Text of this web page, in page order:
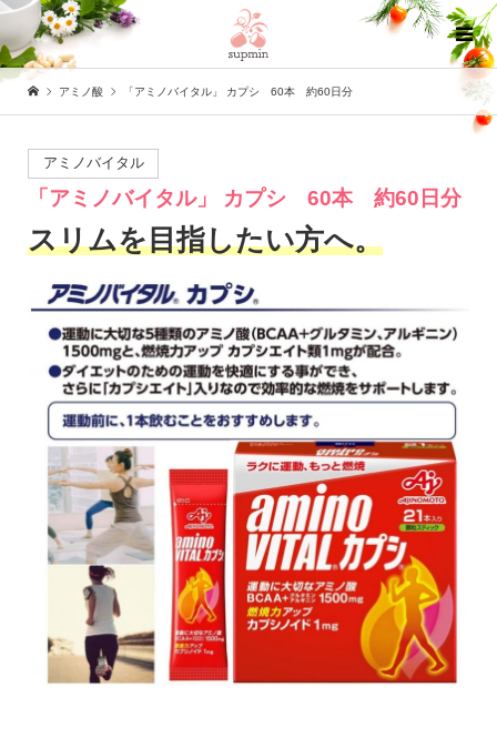
アミノ酸 「アミノバイタル」 カプシ 60本 約60日分
アミノバイタル
「アミノバイタル」 カプシ 60本 約60日分
スリムを目指したい方へ。